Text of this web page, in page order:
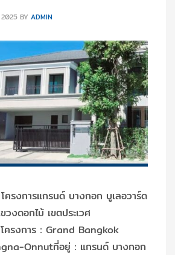
2025 BY ADMIN
ครงการแกรนด์ บางกอก บูเลอวาร์ด
งดอกไม้ เขตประเวศ
ครงการ：Grand Bangkok
Onnutที่อยู่：แกรนด์ บางกอก